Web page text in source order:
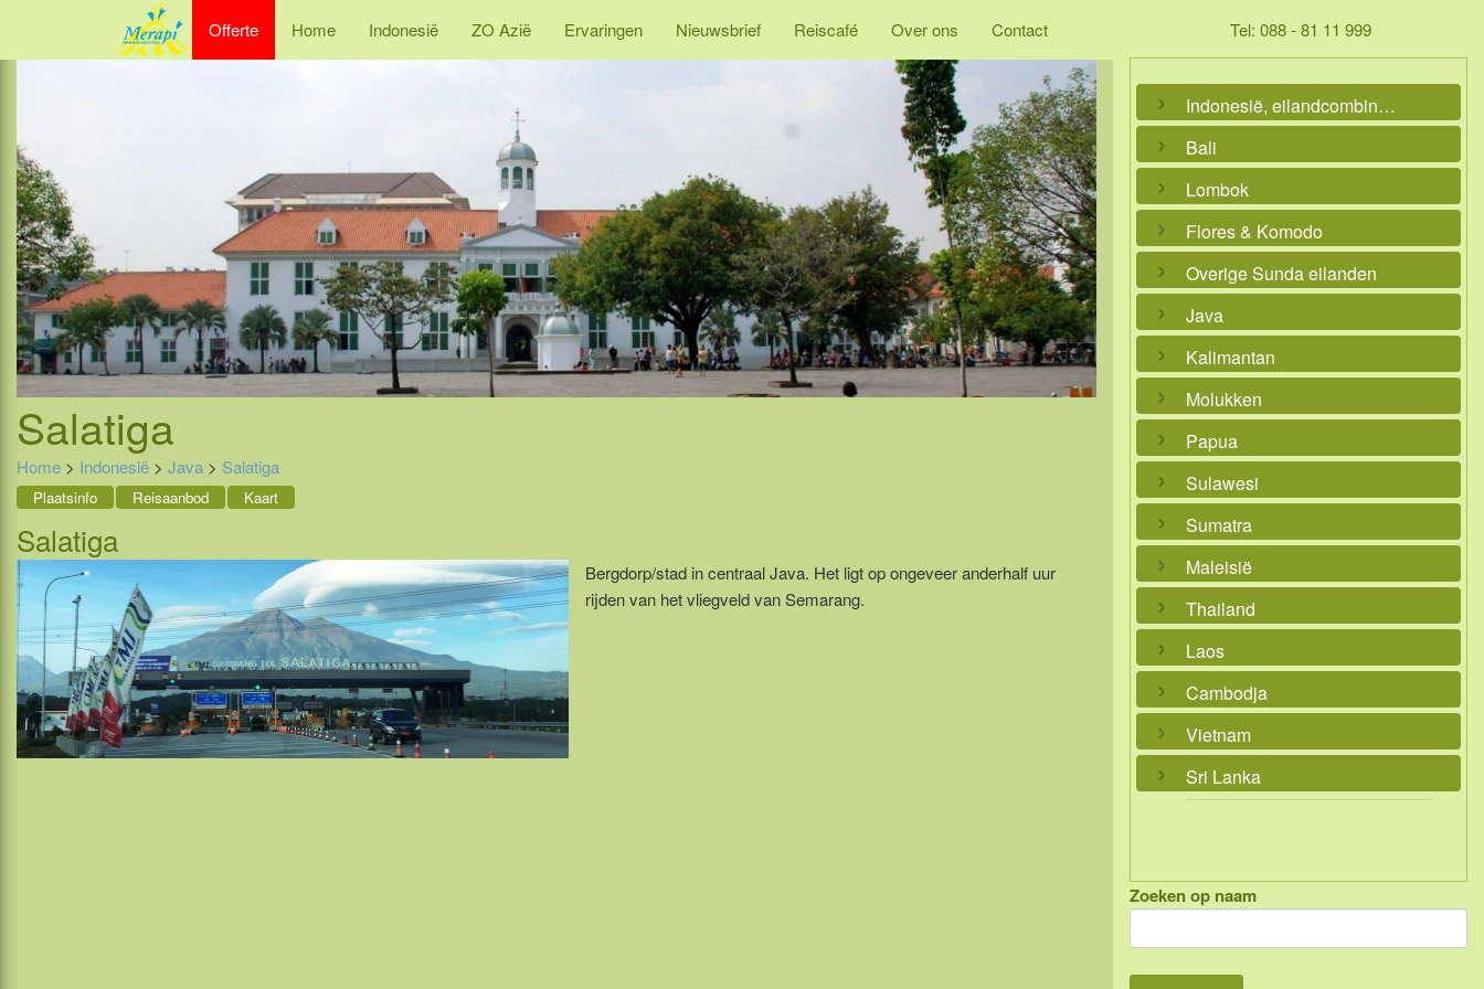
Offerte Home Indonesië ZO Azië Ervaringen Nieuwsbrief Reiscafé Over ons Contact Tel: 088 - 81 11 999
Salatiga
Home > Indonesië > Java > Salatiga
Plaatsinfo Reisaanbod Kaart
Salatiga
Bergdorp/stad in centraal Java. Het ligt op ongeveer anderhalf uur
rijden van het vliegveld van Semarang.
Indonesië, eilandcombinaties
Bali
Lombok
Flores & Komodo
Overige Sunda eilanden
Java
Kalimantan
Molukken
Papua
Sulawesi
Sumatra
Maleisië
Thailand
Laos
Cambodja
Vietnam
Sri Lanka
Zoeken op naam